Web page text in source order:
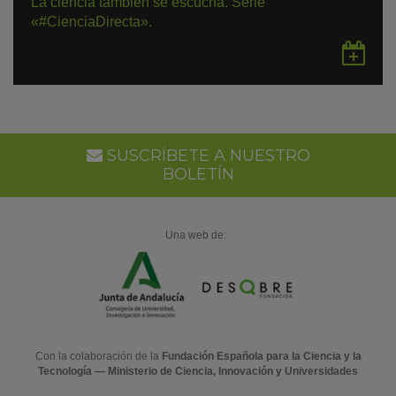
«#CienciaDirecta».
en
SUSCRÍBETE A NUESTRO
BOLETÍN
Una web de:
Con la colaboración de la Fundación Española para la Ciencia y la
Tecnología — Ministerio de Ciencia, Innovación y Universidades